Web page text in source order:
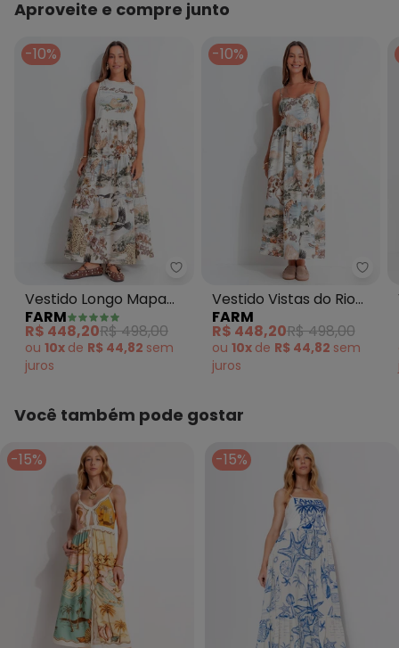
Aproveite e compre junto
-10%
Farm - Vestido Longo Mapa Rio
Vestido Longo Mapa
Rio Bege
FARM
R$ 448,20R$ 498,00
ou 10x de R$ 44,82 sem
juros
-10%
Vestido Vistas do Rio
Bege
FARM
R$ 448,20R$ 498,00
ou 10x de R$ 44,82 sem
juros
Você também pode gostar
-15% -15%